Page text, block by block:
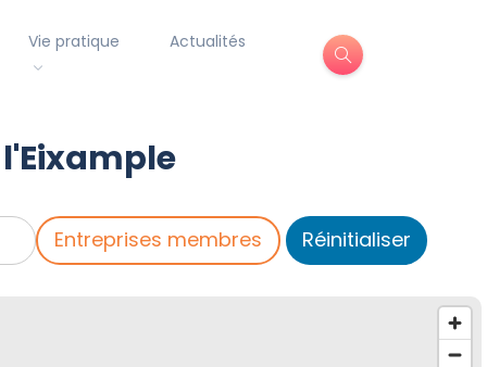
Vie pratique Actualités
Entreprises membres Réinitialiser